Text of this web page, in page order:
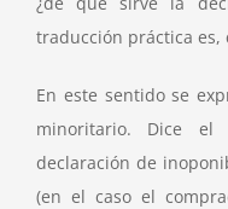
traducción práctica es,
En este sentido se
minoritario. Dice el
declaración de
(en el caso el